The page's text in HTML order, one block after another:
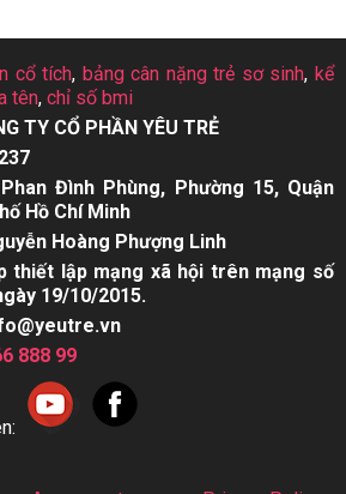
cổ tích, bảng cân nặng trẻ sơ sinh,kể
tên, chỉ số bmi
TY CỔ PHẦN YÊU TRẺ
Đình Phùng, Phường 15, Quận
Hồ Chí Minh
Hoàng Phượng Linh
thiết lập mạng xã hội trên mạng số
19/10/2015.
888 99